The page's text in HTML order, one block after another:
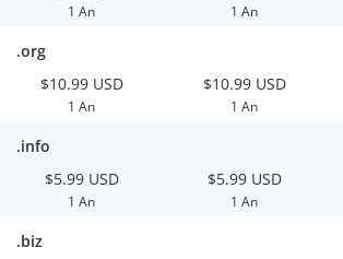
1 An 1 An
.org
$10.99 USD
1 An
$10.99 USD
1 An
.info
$5.99 USD
1 An
$5.99 USD
1 An
.biz